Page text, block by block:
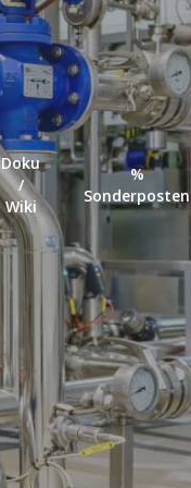
Doku
/
Wiki
%
Sonderposten